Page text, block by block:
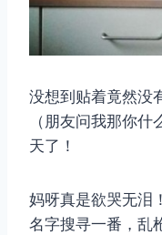
没想到贴着竟然没
（朋友问我那你
天了！
妈呀真是欲哭无泪
名字搜寻一番，乱